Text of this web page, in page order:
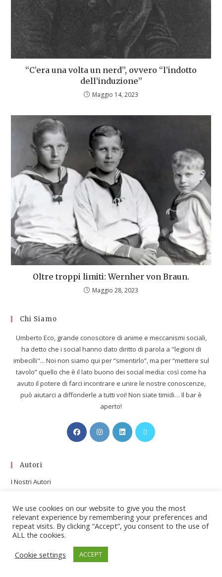
“C’era una volta un nerd”, ovvero “l’indotto
dell’induzione”
Maggio 14, 2023
Oltre troppi limiti: Wernher von Braun.
Maggio 28, 2023
Chi Siamo
Umberto Eco, grande conoscitore di anime e meccanismi sociali,
ha detto che i social hanno dato diritto di parola a "legioni di
imbecilli"... Noi non siamo qui per “smentirlo”, ma per “mettere sul
tavolo” quello che è il lato buono dei social media: così come ha
avuto il potere di farci incontrare e unire le nostre conoscenze,
può aiutarci a diffonderle a tutti voi! Non siate timidi… Il bar è
aperto!
Autori
I Nostri Autori
Condividi Quest’articolo
We use cookies on our website to give you the most
relevant experience by remembering your preferences and
repeat visits. By clicking “Accept”, you consent to the use of
ALL the cookies.
Cookie settings
ACCEPT